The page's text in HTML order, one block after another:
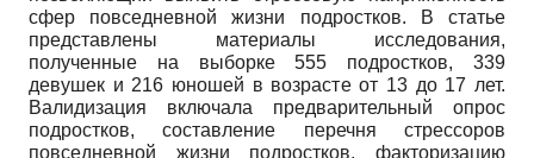
сфер повседневной жизни подростков. В статье
представлены материалы исследования,
полученные на выборке 555 подростков, 339
девушек и 216 юношей в возрасте от 13 до 17 лет.
Валидизация включала предварительный опрос
подростков, составление перечня стрессоров
повседневной жизни подростков, факторизацию